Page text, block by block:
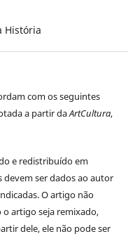
História
com os seguintes
a partir daArtCultura,
e redistribuído em
ser dados ao autor
O artigo não
o artigo seja remixado,
dele, ele não pode ser